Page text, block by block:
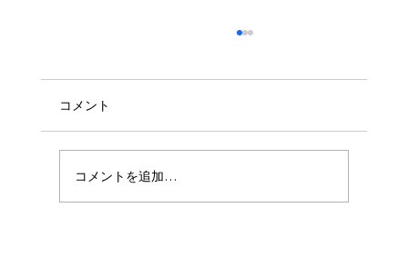
コメント
コメントを追加…